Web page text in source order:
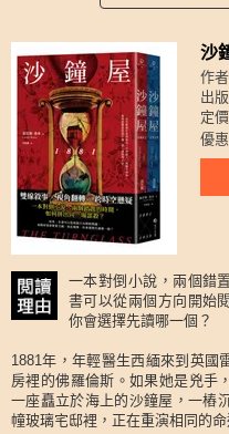
沙
作
出
定
優
一本對倒小說，兩個錯
書可以從兩個方向開始
你會選擇先讀哪一個？
1881年，年輕醫生西緬來到英國
房裡的佛羅倫斯。如果她是兇手
一座矗立於海上的沙鐘屋，一樁
幢玻璃宅邸裡，正在重演相同的命